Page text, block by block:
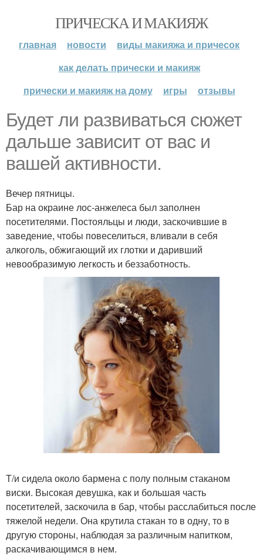
ПРИЧЕСКА И МАКИЯЖ
главная новости
виды макияжа и причесок
как делать прически и макияж
прически и макияж на дому
игры отзывы
Будет ли развиваться сюжет
дальше зависит от вас и
вашей активности.
Вечер пятницы.
Бар на окраине лос-анжелеса был заполнен
посетителями. Постояльцы и люди, заскочившие в
заведение, чтобы повеселиться, вливали в себя
алкоголь, обжигающий их глотки и даривший
невообразимую легкость и беззаботность.
Т/и сидела около бармена с полу полным стаканом
виски. Высокая девушка, как и большая часть
посетителей, заскочила в бар, чтобы расслабиться после
тяжелой недели. Она крутила стакан то в одну, то в
другую стороны, наблюдая за различным напитком,
раскачивающимся в нем.